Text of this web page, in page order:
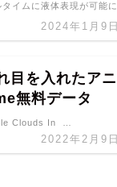
2024年1月9日
イムに液体表現が可能に
を入れたアニ
無料データ
2022年2月9日
Clouds In …